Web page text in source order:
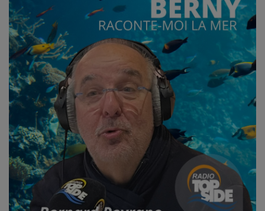
LIVE DJ
EQUIPES
CONTACT
Team Building Radio
INFO
CÔTE D'AZUR
EVÉNEMENTS